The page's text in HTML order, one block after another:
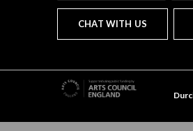
CHAT WITH US